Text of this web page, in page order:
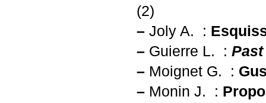
(2)
– Joly A. :
– Guierre L. : Past
– Moignet G. :
– Monin J. :